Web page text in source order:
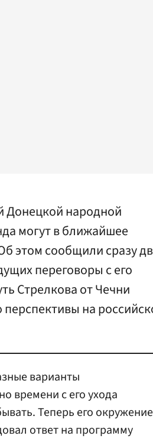
Донецкой народной
могут в ближайшее
этом сообщили сразу
переговоры с его
Стрелкова от Чечни
на
варианты
времени с его ухода
Теперь его окружение
ответ на программу